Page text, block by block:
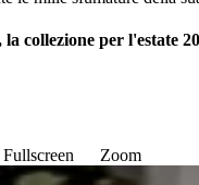
collezione per l'estate
Fullscreen Zoom